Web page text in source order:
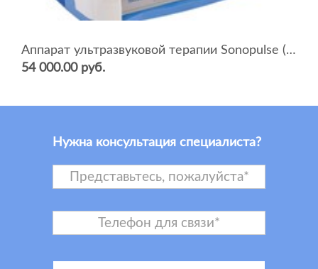
Аппарат ультразвуковой терапии Sonopulse (мультичастотный 1 и 3 Мгц)
54 000.00 руб.
Нужна консультация специалиста?